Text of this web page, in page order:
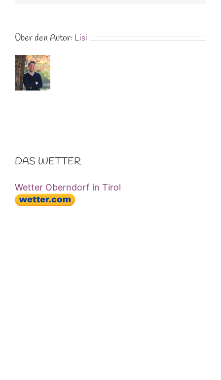
Über den Autor: Lisi
DAS WETTER
Wetter Oberndorf in Tirol